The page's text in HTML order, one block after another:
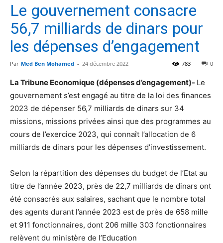
Le gouvernement consacre
56,7 milliards de dinars pour
les dépenses d’engagement
Par Med Ben Mohamed - 24 décembre 2022 0
783
La Tribune Economique (dépenses d’engagement)- Le
gouvernement s’est engagé au titre de la loi des finances
2023 de dépenser 56,7 milliards de dinars sur 34
missions, missions privées ainsi que des programmes au
cours de l’exercice 2023, qui connaît l’allocation de 6
milliards de dinars pour les dépenses d’investissement.
Selon la répartition des dépenses du budget de l’Etat au
titre de l’année 2023, près de 22,7 milliards de dinars ont
été consacrés aux salaires, sachant que le nombre total
des agents durant l’année 2023 est de près de 658 mille
et 911 fonctionnaires, dont 206 mille 303 fonctionnaires
relèvent du ministère de l’Education